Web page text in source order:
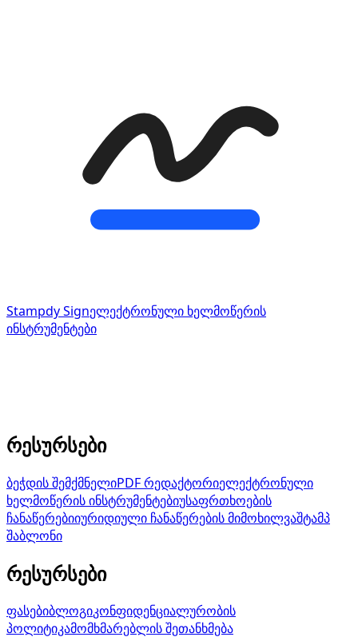
Stampdy Signელექტრონული ხელმოწერის
ინსტრუმენტები
რესურსები
ბეჭდის შემქმნელიPDF რედაქტორიელექტრონული
ხელმოწერის ინსტრუმენტებიუსაფრთხოების
ჩანაწერებიიურიდიული ჩანაწერების მიმოხილვაშტამპ
შაბლონი
რესურსები
ფასებიბლოგიკონფიდენციალურობის
პოლიტიკამომხმარებლის შეთანხმება